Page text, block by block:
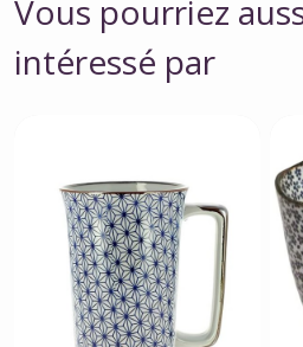
Vous pourriez
intéressé par